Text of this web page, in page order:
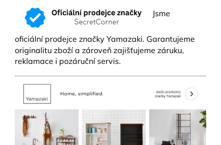
Jsme
oficiální prodejce značky Yamazaki. Garantujeme
originalitu zboží a zároveň zajišťujeme záruku,
reklamace i pozáruční servis.